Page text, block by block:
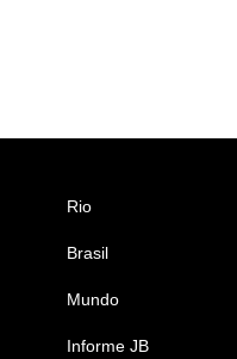
Rio
Brasil
Mundo
Informe JB